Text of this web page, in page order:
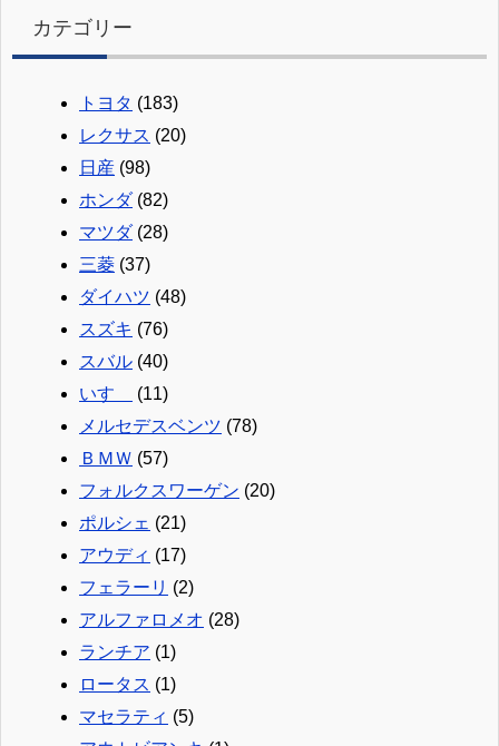
カテゴリー
トヨタ (183)
レクサス (20)
日産 (98)
ホンダ(82)
マツダ(28)
三菱 (37)
ダイハツ (48)
スズキ (76)
スバル (40)
いすゞ
(11)
メルセデスベンツ (78)
ＢＭＷ (57)
フォルクスワーゲン (20)
ポルシェ (21)
アウディ (17)
フェラーリ (2)
アルファロメオ (28)
ランチア (1)
ロータス (1)
マセラティ (5)